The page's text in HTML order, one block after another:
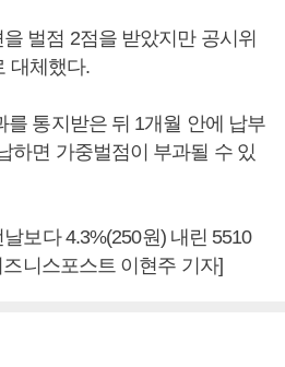
벌점 2점을 받았지만 공시위
대체했다.
를 통지받은 뒤 1개월 안에 납부
하면 가중벌점이 부과될 수 있
보다 4.3%(250원) 내린 5510
니스포스트 이현주 기자]